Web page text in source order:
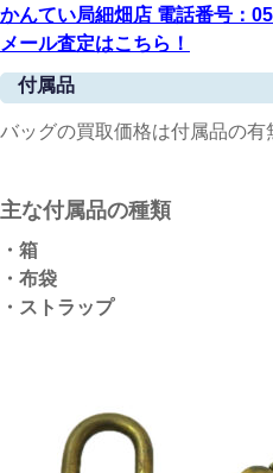
かんてい局細畑店 電話番号：
メール査定はこちら！
付属品
バッグの買取価格は付属品の有
主な付属品の種類
・箱
・布袋
・ストラップ